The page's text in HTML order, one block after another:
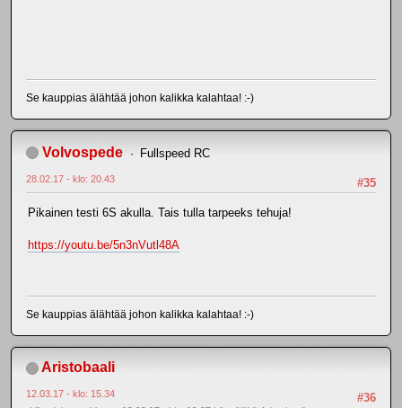
Se kauppias älähtää johon kalikka kalahtaa! :-)
Volvospede Fullspeed RC
#35
28.02.17 - klo: 20.43
Pikainen testi 6S akulla. Tais tulla tarpeeks tehuja!
https://youtu.be/5n3nVutl48A
Se kauppias älähtää johon kalikka kalahtaa! :-)
Aristobaali
#36
12.03.17 - klo: 15.34